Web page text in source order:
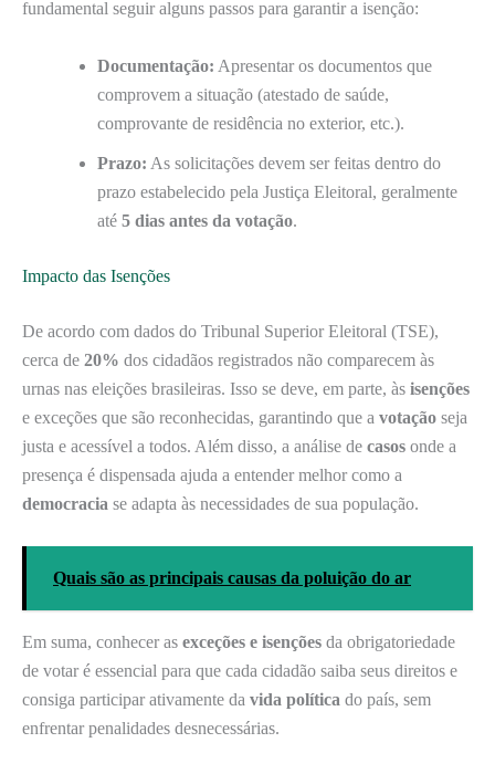
fundamental seguir alguns passos para garantir a isenção:
Documentação: Apresentar os documentos que
comprovem a situação (atestado de saúde,
comprovante de residência no exterior, etc.).
Prazo: As solicitações devem ser feitas dentro do
prazo estabelecido pela Justiça Eleitoral, geralmente
até 5 dias antes da votação.
Impacto das Isenções
De acordo com dados do Tribunal Superior Eleitoral (TSE),
cerca de 20% dos cidadãos registrados não comparecem às
urnas nas eleições brasileiras. Isso se deve, em parte, às isenções
e exceções que são reconhecidas, garantindo que a votação seja
justa e acessível a todos. Além disso, a análise de casos onde a
presença é dispensada ajuda a entender melhor como a
democracia se adapta às necessidades de sua população.
Quais são as principais causas da poluição do ar
Em suma, conhecer as exceções e isenções da obrigatoriedade
de votar é essencial para que cada cidadão saiba seus direitos e
consiga participar ativamente da vida política do país, sem
enfrentar penalidades desnecessárias.